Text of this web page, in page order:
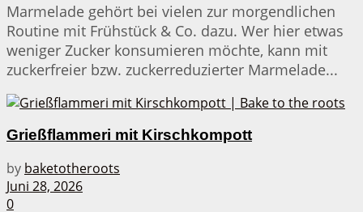
Marmelade gehört bei vielen zur morgendlichen
Routine mit Frühstück & Co. dazu. Wer hier etwas
weniger Zucker konsumieren möchte, kann mit
zuckerfreier bzw. zuckerreduzierter Marmelade...
Grießflammeri mit Kirschkompott
by baketotheroots
Juni 28, 2026
0